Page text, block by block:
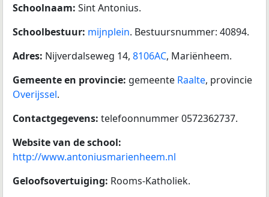
Schoolnaam: Sint Antonius.
Schoolbestuur: mijnplein. Bestuursnummer: 40894.
Adres: Nijverdalseweg 14, 8106AC, Mariënheem.
Gemeente en provincie: gemeente Raalte, provincie
Overijssel.
Contactgegevens: telefoonnummer 0572362737.
Website van de school:
http://www.antoniusmarienheem.nl
Geloofsovertuiging: Rooms-Katholiek.